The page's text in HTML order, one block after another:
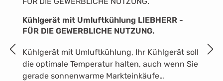
Kühlgerät mit Umluftkühlung LIEBHERR -
FÜR DIE GEWERBLICHE NUTZUNG.
Kühlgerät mit Umluftkühlung, Ihr Kühlgerät soll
die optimale Temperatur halten, auch wenn Sie
gerade sonnenwarme Markteinkäufe